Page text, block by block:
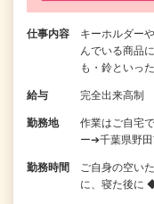
仕事内容
キーホルダー
んでいる商品
も・鈴といっ
給与 完全出来高制
勤務地
作業はご自宅
ー➔千葉県野
勤務時間
ご自身の空い
に、寝た後に